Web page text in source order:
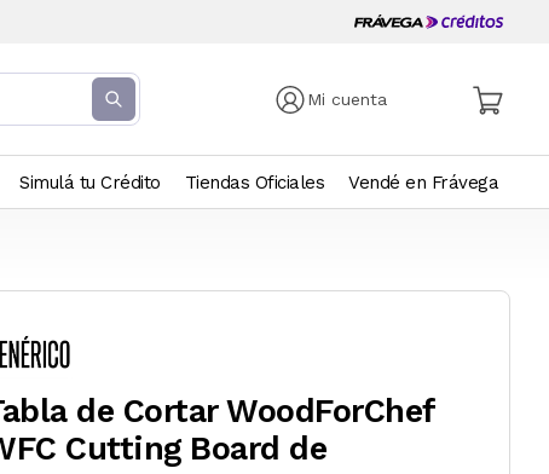
Mi cuenta
Simulá tu Crédito Tiendas Oficiales Vendé en Frávega
de Cortar WoodForChef
Cutting Board de